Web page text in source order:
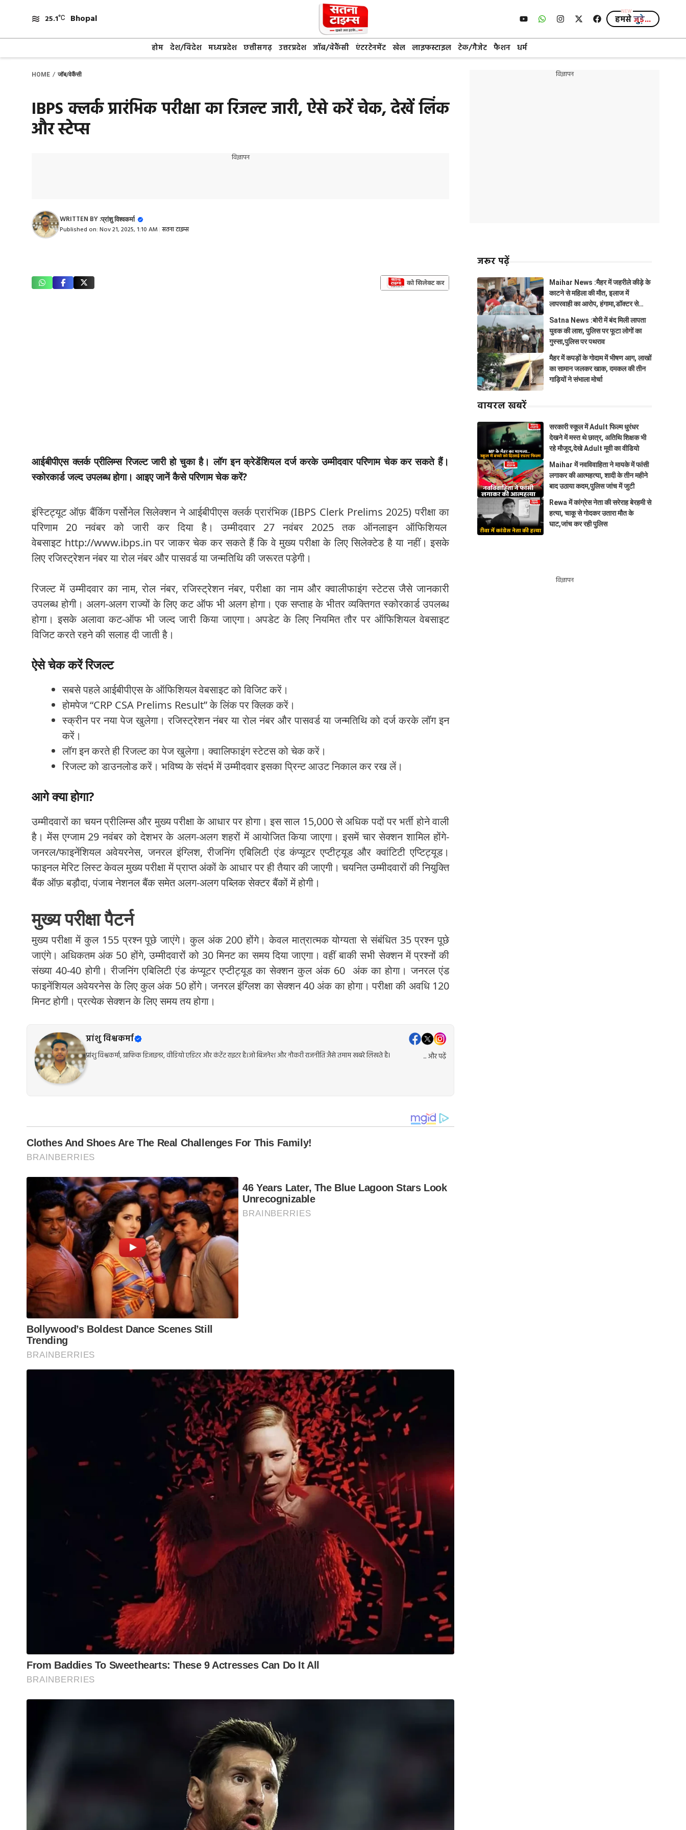
content
25.1 Bhopal हमसेजुड़े...
होम देश/विदेश मध्यप्रदेश छत्तीसगढ़ उत्तरप्रदेश जॉब/वेकैंसी एंटरटेनमेंट खेल लाइफस्टाइल टेक/गैजेट फैशन धर्म
HOME / जॉब/वेकैंसी
IBPS क्लर्क प्रारंभिक परीक्षा का रिजल्ट जारी, ऐसे करें चेक, देखें लिंक
और स्टेप्स
विज्ञापन
WRITTEN BY :प्रांशु विश्वकर्मा
Published on: Nov 21, 2025, 1:10 AM सतना टाइम्स
आईबीपीएस क्लर्क प्रीलिम्स रिजल्ट जारी हो चुका है। लॉग इन क्रेडेंशियल दर्ज करके उम्मीदवार परिणाम चेक कर सकते हैं।
स्कोरकार्ड जल्द उपलब्ध होगा। आइए जानें कैसे परिणाम चेक करें?
इंस्टिट्यूट ऑफ़ बैंकिंग पर्सोनेल सिलेक्शन ने आईबीपीएस क्लर्क प्रारंभिक (IBPS Clerk Prelims 2025) परीक्षा का
परिणाम 20 नवंबर को जारी कर दिया है। उम्मीदवार 27 नवंबर 2025 तक ऑनलाइन ऑफिशियल
वेबसाइट http://www.ibps.in पर जाकर चेक कर सकते हैं कि वे मुख्य परीक्षा के लिए सिलेक्टेड है या नहीं। इसके
लिए रजिस्ट्रेशन नंबर या रोल नंबर और पासवर्ड या जन्मतिथि की जरूरत पड़ेगी।
रिजल्ट में उम्मीदवार का नाम, रोल नंबर, रजिस्ट्रेशन नंबर, परीक्षा का नाम और क्वालीफाइंग स्टेटस जैसे जानकारी
उपलब्ध होगी। अलग-अलग राज्यों के लिए कट ऑफ भी अलग होगा। एक सप्ताह के भीतर व्यक्तिगत स्कोरकार्ड उपलब्ध
होगा। इसके अलावा कट-ऑफ भी जल्द जारी किया जाएगा। अपडेट के लिए नियमित तौर पर ऑफिशियल वेबसाइट
विजिट करते रहने की सलाह दी जाती है।
ऐसे चेक करें रिजल्ट
सबसे पहले आईबीपीएस के ऑफिशियल वेबसाइट को विजिट करें।
होमपेज “CRP CSA Prelims Result” के लिंक पर क्लिक करें।
स्क्रीन पर नया पेज खुलेगा। रजिस्ट्रेशन नंबर या रोल नंबर और पासवर्ड या जन्मतिथि को दर्ज करके लॉग इन
करें।
लॉग इन करते ही रिजल्ट का पेज खुलेगा। क्वालिफाइंग स्टेटस को चेक करें।
रिजल्ट को डाउनलोड करें। भविष्य के संदर्भ में उम्मीदवार इसका प्रिन्ट आउट निकाल कर रख लें।
आगे क्या होगा?
उम्मीदवारों का चयन प्रीलिम्स और मुख्य परीक्षा के आधार पर होगा। इस साल 15,000 से अधिक पदों पर भर्ती होने वाली
है। मेंस एग्जाम 29 नवंबर को देशभर के अलग-अलग शहरों में आयोजित किया जाएगा। इसमें चार सेक्शन शामिल होंगे-
जनरल/फाइनेंशियल अवेयरनेस, जनरल इंग्लिश, रीजनिंग एबिलिटी एंड कंप्यूटर एप्टीट्यूड और क्वांटिटी एप्टिट्यूड।
फाइनल मेरिट लिस्ट केवल मुख्य परीक्षा में प्राप्त अंकों के आधार पर ही तैयार की जाएगी। चयनित उम्मीदवारों की नियुक्ति
बैंक ऑफ़ बड़ौदा, पंजाब नेशनल बैंक समेत अलग-अलग पब्लिक सेक्टर बैंकों में होगी।
मुख्य परीक्षा पैटर्न
मुख्य परीक्षा में कुल 155 प्रश्न पूछे जाएंगे। कुल अंक 200 होंगे। केवल मात्रात्मक योग्यता से संबंधित 35 प्रश्न पूछे
जाएंगे। अधिकतम अंक 50 होंगे, उम्मीदवारों को 30 मिनट का समय दिया जाएगा। वहीं बाकी सभी सेक्शन में प्रश्नों की
संख्या 40-40 होगी। रीजनिंग एबिलिटी एंड कंप्यूटर एप्टीट्यूड का सेक्शन कुल अंक 60 अंक का होगा। जनरल एंड
फाइनेंशियल अवेयरनेस के लिए कुल अंक 50 होंगे। जनरल इंग्लिश का सेक्शन 40 अंक का होगा। परीक्षा की अवधि 120
मिनट होगी। प्रत्येक सेक्शन के लिए समय तय होगा।
प्रांशु विश्वकर्मा
प्रांशु विश्वकर्मा, ग्राफिक डिजाइनर, वीडियो एडिटर और कंटेंट राइटर है।जो बिजनेश और नौकरी राजनीति जैसे तमाम खबरे लिखते है। ... और पढ़ें
विज्ञापन
जरूर पढ़ें
Maihar News :मैहर में जहरीले कीड़े के
काटने से महिला की मौत, इलाज में
लापरवाही का आरोप, हंगामा,डॉक्टर से
Satna News :बोरी में बंद मिली लापता
युवक की लाश, पुलिस पर फूटा लोगों का
गुस्सा,पुलिस पर पथराव
मैहर में कपड़ों के गोदाम में भीषण आग, लाखों
का सामान जलकर खाक, दमकल की तीन
गाड़ियों ने संभाला मोर्चा
वायरल खबरें
सरकारी स्कूल में Adult फिल्म धुरंधर
देखने में मस्त थे छात्र, अतिथि शिक्षक भी
रहे मौजूद,देखे Adult मूवी का वीडियो
Maihar में नवविवाहिता ने मायके में फांसी
लगाकर की आत्महत्या, शादी के तीन महीने
बाद उठाया कदम,पुलिस जांच में जुटी
Rewa में कांग्रेस नेता की सरेराह बेरहमी से
हत्या, चाकू से गोदकर उतारा मौत के
घाट,जांच कर रही पुलिस
विज्ञापन